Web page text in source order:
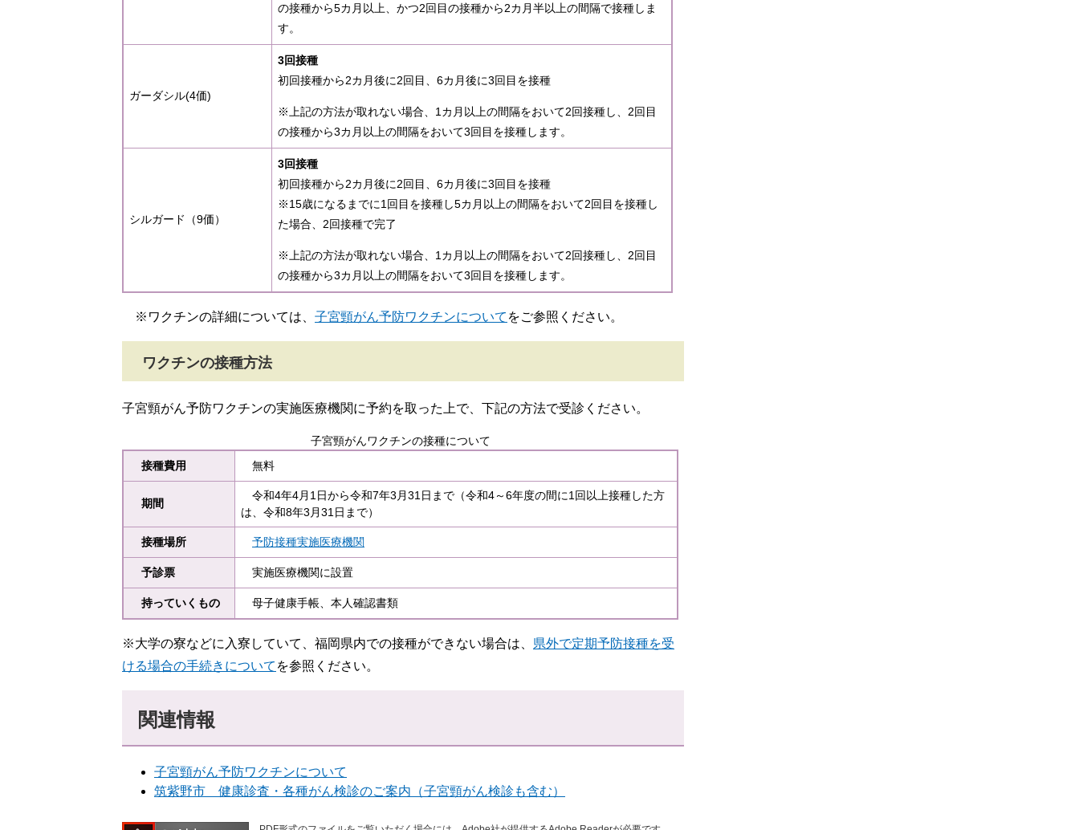
の接種から5カ月以上、かつ2回目の接種から2カ月半以上の間隔で接種しま
す。
ガーダシル(4価)
3回接種
初回接種から2カ月後に2回目、6カ月後に3回目を接種​
※上記の方法が取れない場合、1カ月以上の間隔をおいて2回接種し、2回目
の接種から3カ月以上の間隔をおいて3回目を接種します。
シルガード（9価）
3回接種
初回接種から2カ月後に2回目、6カ月後に3回目を接種​
※15歳になるまでに1回目を接種し5カ月以上の間隔をおいて2回目を接種し
た場合、2回接種で完了​
※上記の方法が取れない場合、1カ月以上の間隔をおいて2回接種し、2回目
の接種から3カ月以上の間隔をおいて3回目を接種します。
※ワクチンの詳細については、 子宮頸がん予防ワクチンについて をご参照ください。
ワクチンの接種方法
子宮頸がん予防ワクチンの実施医療機関に予約を取った上で、下記の方法で受診ください。
子宮頸がんワクチンの接種について
接種費用
無料
期間
令和4年4月1日から令和7年3月31日まで（令和4～6年度の間に1回以上接種した方
は、令和8年3月31日まで）
接種場所 予防接種実施医療機関
予診票 実施医療機関に設置
持っていくもの 母子健康手帳、本人確認書類
※大学の寮などに入寮していて、福岡県内での接種ができない場合は、 県外で定期予防接種を受
ける場合の手続きについて を参照ください。
関連情報
子宮頸がん予防ワクチンについて
筑紫野市 健康診査・各種がん検診のご案内（子宮頸がん検診も含む）